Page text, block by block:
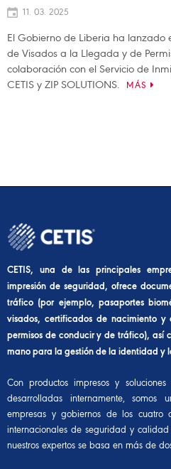
11. 03. 2025
El Gobierno de Liberia ha lanzado
de Visados a la Llegada y de
colaboración con el Servicio de
CETIS y ZIP SOLUTIONS.
MÁS
CETIS, una de las principales
impresión de seguridad, ofrece
tráfico (por ejemplo, pasaportes
visados, certificados de nacimiento
permisos de conducir y de tráfico), así
mano para la gestión de la identidad y
Con productos impresos y
desarrolladas internamente,
empresas y gobiernos de los cuatro
internacionales de seguridad y
nuestros expertos se basa en más de